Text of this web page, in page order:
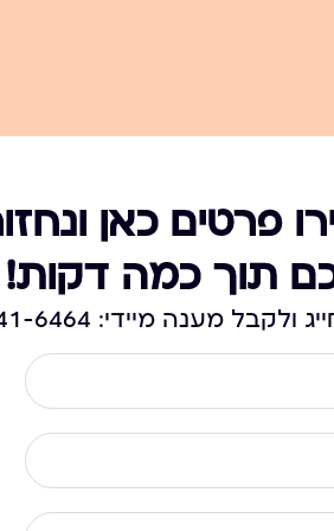
פרטים כאן
תוך כמה דקות!
מענה מיידי: 054-341-6464